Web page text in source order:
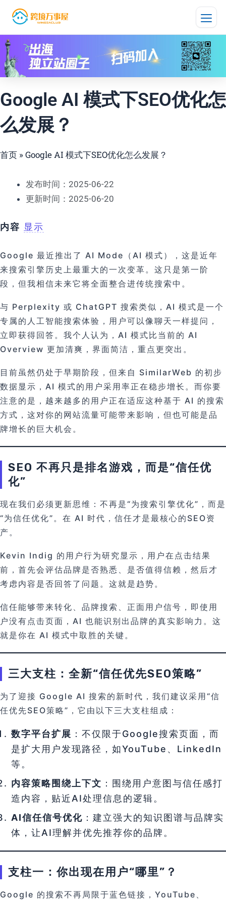
内
容
Google AI 模式下SEO优化怎
么发展？
首页 »Google AI 模式下SEO优化怎么发展？
发布时间：2025-06-22
更新时间：2025-06-20
内容 显示
Google 最近推出了 AI Mode（AI 模式），这是近年
来搜索引擎历史上最重大的一次变革。这只是第一阶
段，但我相信未来它将全面整合进传统搜索中。
与 Perplexity 或 ChatGPT 搜索类似，AI 模式是一个
专属的人工智能搜索体验，用户可以像聊天一样提问，
立即获得回答。我个人认为，AI 模式比当前的 AI
Overview 更加清爽，界面简洁，重点更突出。
目前虽然仍处于早期阶段，但来自 SimilarWeb 的初步
数据显示，AI 模式的用户采用率正在稳步增长。而你要
注意的是，越来越多的用户正在适应这种基于 AI 的搜索
方式，这对你的网站流量可能带来影响，但也可能是品
牌增长的巨大机会。
SEO 不再只是排名游戏，而是“信任优
化”
现在我们必须更新思维：不再是“为搜索引擎优化”，而是
“为信任优化”。在 AI 时代，信任才是最核心的SEO资
产。
Kevin Indig 的用户行为研究显示，用户在点击结果
前，首先会评估品牌是否熟悉、是否值得信赖，然后才
考虑内容是否回答了问题。这就是趋势。
信任能够带来转化、品牌搜索、正面用户信号，即使用
户没有点击页面，AI 也能识别出品牌的真实影响力。这
就是你在 AI 模式中取胜的关键。
三大支柱：全新“信任优先SEO策略”
为了迎接 Google AI 搜索的新时代，我们建议采用“信
任优先SEO策略”，它由以下三大支柱组成：
数字平台扩展 ：不仅限于Google搜索页面，而
是扩大用户发现路径，如YouTube、LinkedIn
等。
内容策略围绕上下文 ：围绕用户意图与信任感打
造内容，贴近AI处理信息的逻辑。
AI信任信号优化 ：建立强大的知识图谱与品牌实
体，让AI理解并优先推荐你的品牌。
支柱一：你出现在用户“哪里”？
Google 的搜索不再局限于蓝色链接，YouTube、